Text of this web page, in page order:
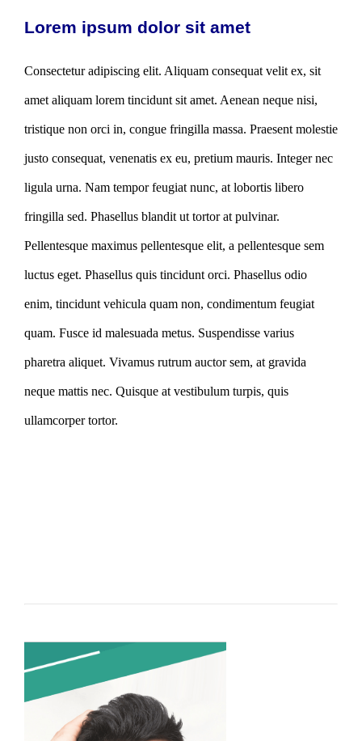
Lorem ipsum dolor sit amet
Consectetur adipiscing elit. Aliquam consequat velit ex, sit
amet aliquam lorem tincidunt sit amet. Aenean neque nisi,
tristique non orci in, congue fringilla massa. Praesent molestie
justo consequat, venenatis ex eu, pretium mauris. Integer nec
ligula urna. Nam tempor feugiat nunc, at lobortis libero
fringilla sed. Phasellus blandit ut tortor at pulvinar.
Pellentesque maximus pellentesque elit, a pellentesque sem
luctus eget. Phasellus quis tincidunt orci. Phasellus odio
enim, tincidunt vehicula quam non, condimentum feugiat
quam. Fusce id malesuada metus. Suspendisse varius
pharetra aliquet. Vivamus rutrum auctor sem, at gravida
neque mattis nec. Quisque at vestibulum turpis, quis
ullamcorper tortor.